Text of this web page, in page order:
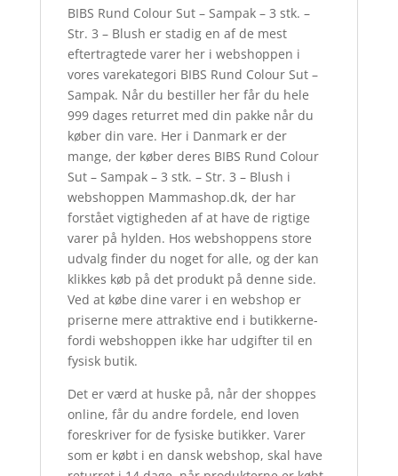
BIBS Rund Colour Sut – Sampak – 3 stk. –
Str. 3 – Blush er stadig en af de mest
eftertragtede varer her i webshoppen i
vores varekategori BIBS Rund Colour Sut –
Sampak. Når du bestiller her får du hele
999 dages returret med din pakke når du
køber din vare. Her i Danmark er der
mange, der køber deres BIBS Rund Colour
Sut – Sampak – 3 stk. – Str. 3 – Blush i
webshoppen Mammashop.dk, der har
forstået vigtigheden af at have de rigtige
varer på hylden. Hos webshoppens store
udvalg finder du noget for alle, og der kan
klikkes køb på det produkt på denne side.
Ved at købe dine varer i en webshop er
priserne mere attraktive end i butikkerne-
fordi webshoppen ikke har udgifter til en
fysisk butik.
Det er værd at huske på, når der shoppes
online, får du andre fordele, end loven
foreskriver for de fysiske butikker. Varer
som er købt i en dansk webshop, skal have